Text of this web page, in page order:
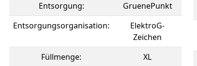
Entsorgung:
GruenePunkt
Entsorgungsorganisation:
ElektroG-
Zeichen
Füllmenge:
XL